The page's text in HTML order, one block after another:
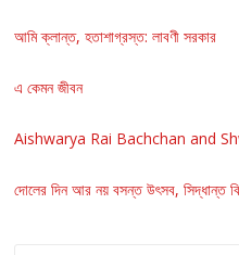
আমি ক্লান্ত, হতাশাগ্রস্ত: লাবণী সরকার
এ কেমন জীবন
Aishwarya Rai Bachchan and
দোলের দিন আর নয় বসন্ত উৎসব, সিদ্ধান্ত